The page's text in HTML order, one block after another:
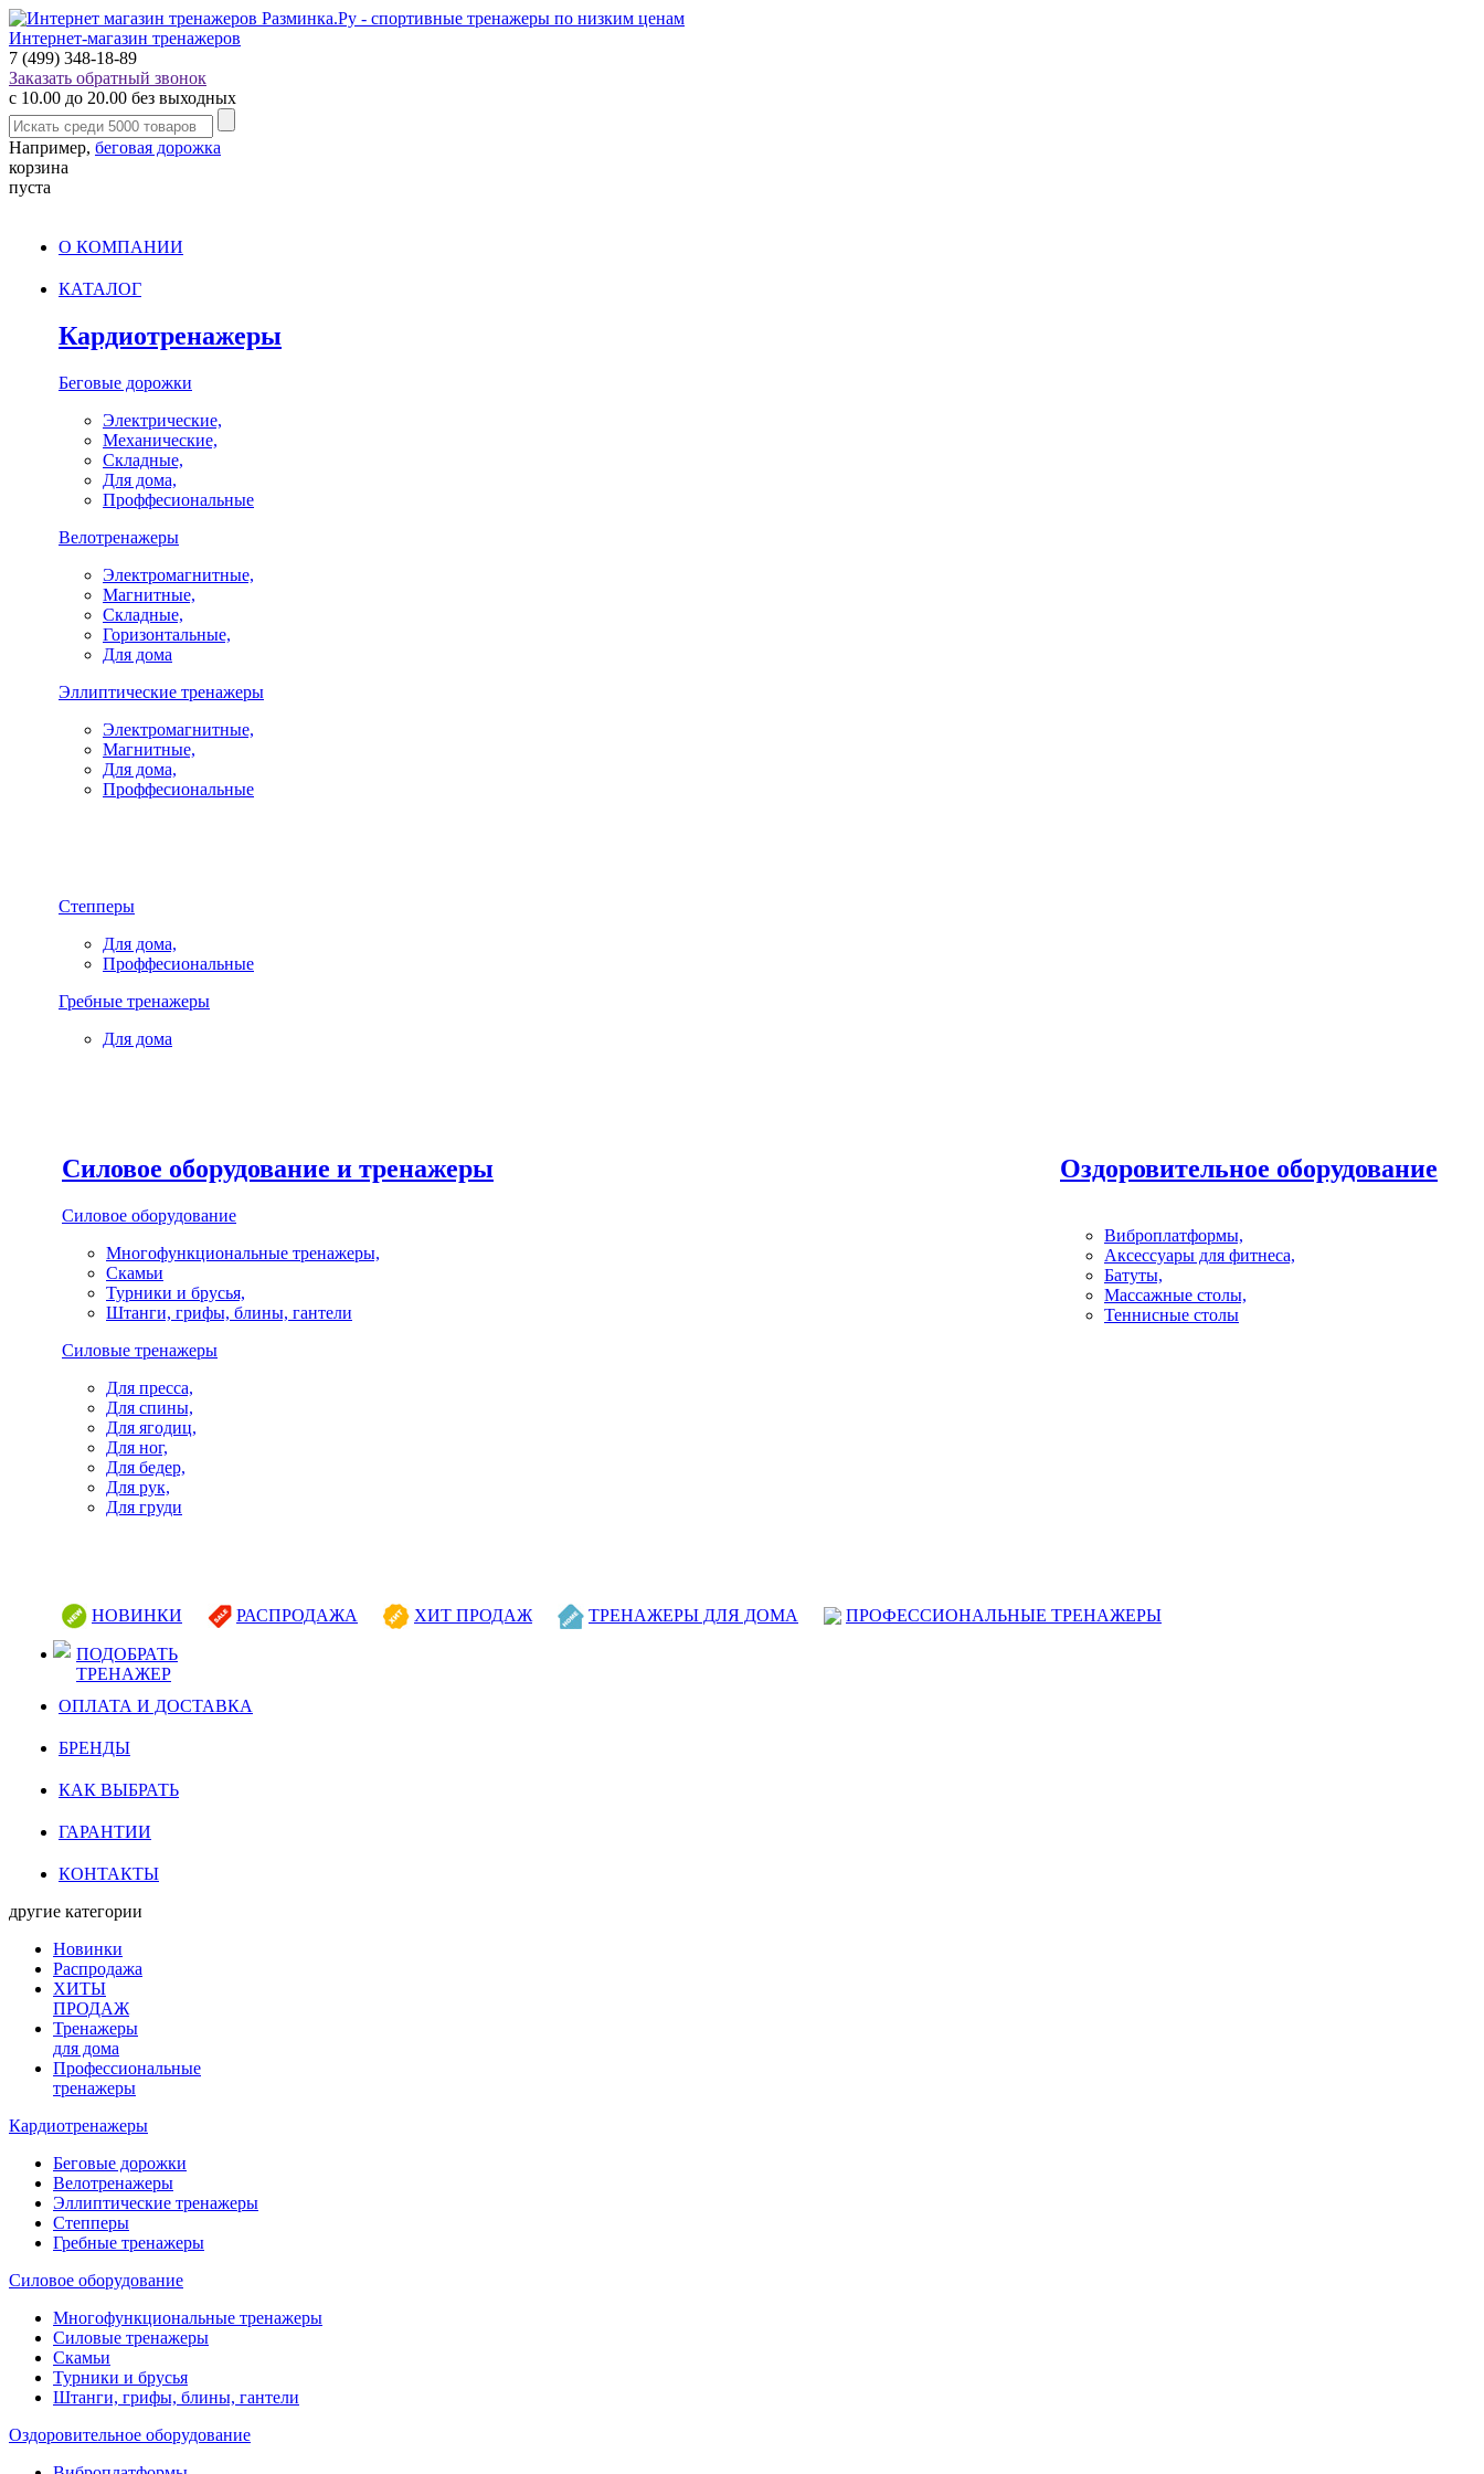
Интернет-магазин тренажеров
7 (499) 348-18-89
Заказать обратный звонок
с 10.00 до 20.00 без выходных
Например, беговая дорожка
корзина
пуста
О КОМПАНИИ
КАТАЛОГ
Кардиотренажеры
Беговые дорожки
Электрические,
Механические,
Складные,
Для дома,
Проффесиональные
Велотренажеры
Электромагнитные,
Магнитные,
Складные,
Горизонтальные,
Для дома
Эллиптические тренажеры
Электромагнитные,
Магнитные,
Для дома,
Проффесиональные
Степперы
Для дома,
Проффесиональные
Гребные тренажеры
Для дома
Силовое оборудование и тренажеры
Силовое оборудование
Многофункциональные тренажеры,
Скамьи
Турники и брусья,
Штанги, грифы, блины, гантели
Силовые тренажеры
Для пресса,
Для спины,
Для ягодиц,
Для ног,
Для бедер,
Для рук,
Для груди
Оздоровительное оборудование
Виброплатформы,
Аксессуары для фитнеса,
Батуты,
Массажные столы,
Теннисные столы
НОВИНКИ РАСПРОДАЖА ХИТ ПРОДАЖ ТРЕНАЖЕРЫ ДЛЯ ДОМА ПРОФЕССИОНАЛЬНЫЕ ТРЕНАЖЕРЫ
ПОДОБРАТЬ
ТРЕНАЖЕР
ОПЛАТА И ДОСТАВКА
БРЕНДЫ
КАК ВЫБРАТЬ
ГАРАНТИИ
КОНТАКТЫ
другие категории
Новинки
Распродажа
ХИТЫ
ПРОДАЖ
Тренажеры
для дома
Профессиональные
тренажеры
Кардиотренажеры
Беговые дорожки
Велотренажеры
Эллиптические тренажеры
Степперы
Гребные тренажеры
Силовое оборудование
Многофункциональные тренажеры
Силовые тренажеры
Скамьи
Турники и брусья
Штанги, грифы, блины, гантели
Оздоровительное оборудование